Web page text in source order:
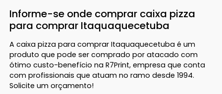
Informe-se onde comprar caixa pizza
para comprar Itaquaquecetuba
A caixa pizza para comprar Itaquaquecetuba é um
produto que pode ser comprado por atacado com
ótimo custo-benefício na R7Print, empresa que conta
com profissionais que atuam no ramo desde 1994.
Solicite um orçamento!